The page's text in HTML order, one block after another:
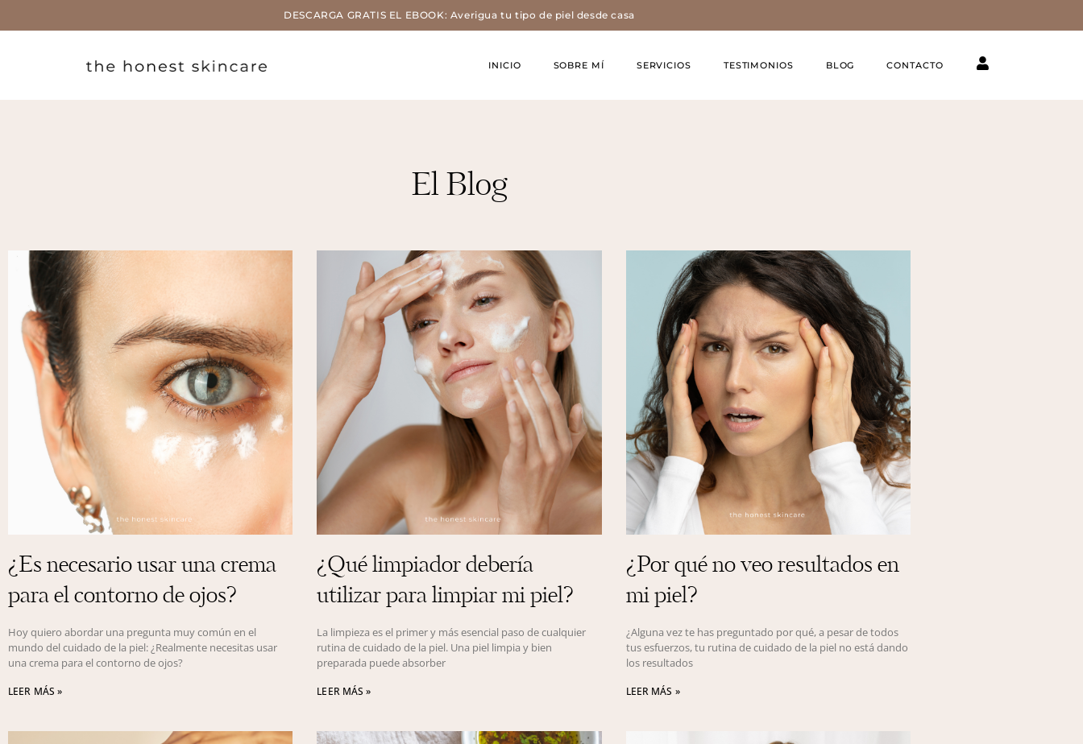
DESCARGA GRATIS EL EBOOK: Averigua tu tipo de piel desde casa
INICIO SOBRE MÍ SERVICIOS TESTIMONIOS BLOG CONTACTO
El Blog
¿Es necesario usar una crema
para el contorno de ojos?
Hoy quiero abordar una pregunta muy común en el
mundo del cuidado de la piel: ¿Realmente necesitas usar
una crema para el contorno de ojos?
LEER MÁS »
¿Qué limpiador debería
utilizar para limpiar mi piel?
La limpieza es el primer y más esencial paso de cualquier
rutina de cuidado de la piel. Una piel limpia y bien
preparada puede absorber
LEER MÁS »
¿Por qué no veo resultados en
mi piel?
¿Alguna vez te has preguntado por qué, a pesar de todos
tus esfuerzos, tu rutina de cuidado de la piel no está dando
los resultados
LEER MÁS »